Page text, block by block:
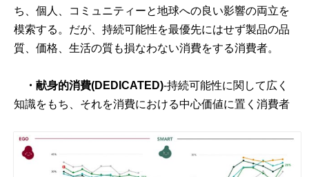
ち、個人、コミュニティーと地球への良い影響の両立を
模索する。だが、持続可能性を最優先にはせず製品の品
質、価格、生活の質も損なわない消費をする消費者。
・献身的消費(DEDICATED)-持続可能性に関して広く
知識をもち、それを消費における中心価値に置く消費者